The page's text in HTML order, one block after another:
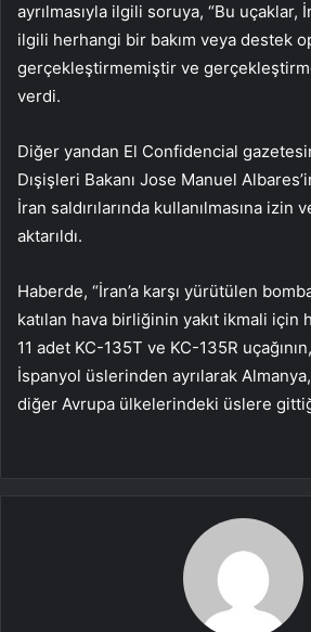
ayrılmasıyla ilgili soruya, “Bu uçaklar,
ilgili herhangi bir bakım veya destek
gerçekleştirmemiştir ve
verdi.
Diğer yandan El Confidencial
Dışişleri Bakanı Jose Manuel
İran saldırılarında kullanılmasına izin
aktarıldı.
Haberde, “İran’a karşı yürütülen
katılan hava birliğinin yakıt ikmali için
11 adet KC-135T ve KC-135R
İspanyol üslerinden ayrılarak
diğer Avrupa ülkelerindeki üslere